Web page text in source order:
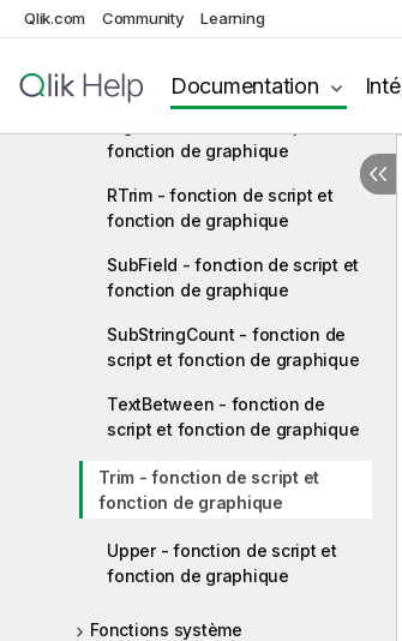
Qlik.com Community Learning
Documentation
fonction de graphique
fonction de graphique
fonction de graphique
RTrim - fonction de script et
fonction de graphique
SubField - fonction de script et
fonction de graphique
SubStringCount - fonction de
script et fonction de graphique
TextBetween - fonction de
script et fonction de graphique
Trim - fonction de script et
fonction de graphique
Upper - fonction de script et
fonction de graphique
Fonctions système